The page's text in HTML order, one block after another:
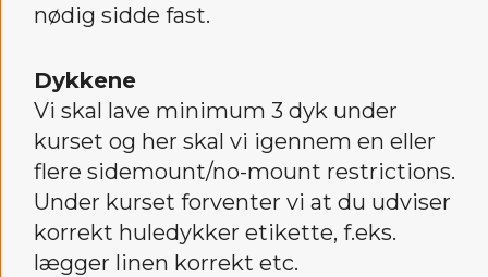
nødig sidde fast.
Dykkene
Vi skal lave minimum 3 dyk under
kurset og her skal vi igennem en eller
flere sidemount/no-mount restrictions.
Under kurset forventer vi at du udviser
korrekt huledykker etikette, f.eks.
lægger linen korrekt etc.